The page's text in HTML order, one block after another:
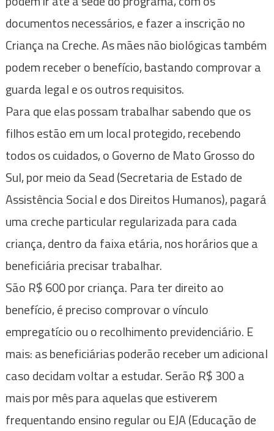
documentos necessários, e fazer a inscrição no
Criança na Creche. As mães não biológicas também
podem receber o benefício, bastando comprovar a
guarda legal e os outros requisitos.
Para que elas possam trabalhar sabendo que os
filhos estão em um local protegido, recebendo
todos os cuidados, o Governo de Mato Grosso do
Sul, por meio da Sead (Secretaria de Estado de
Assistência Social e dos Direitos Humanos), pagará
uma creche particular regularizada para cada
criança, dentro da faixa etária, nos horários que a
beneficiária precisar trabalhar.
São R$ 600 por criança. Para ter direito ao
benefício, é preciso comprovar o vínculo
empregatício ou o recolhimento previdenciário. E
mais: as beneficiárias poderão receber um adicional
caso decidam voltar a estudar. Serão R$ 300 a
mais por mês para aquelas que estiverem
frequentando ensino regular ou EJA (Educação de